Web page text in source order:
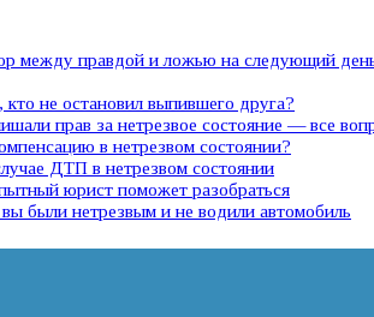
между правдой и ложью на следующий
не остановил выпившего друга?
прав за нетрезвое состояние — все
в нетрезвом состоянии?
ДТП в нетрезвом состоянии
юрист поможет разобраться
были нетрезвым и не водили автомобиль